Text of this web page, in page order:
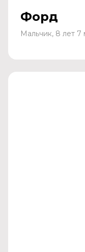
Форд
Мальчик, 8 лет